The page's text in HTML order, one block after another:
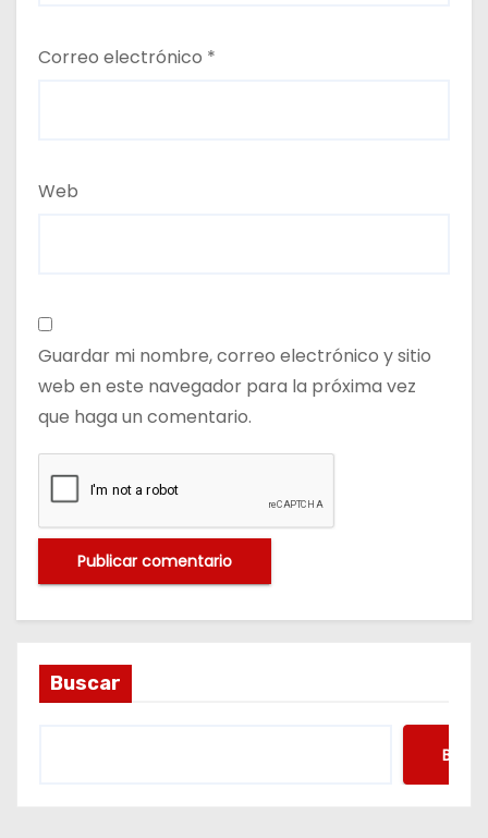
Correo electrónico *
Web
Guardar mi nombre, correo electrónico y sitio
web en este navegador para la próxima vez
que haga un comentario.
Buscar